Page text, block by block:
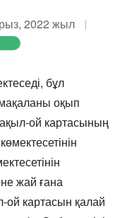
2022 жыл
бұл
мақаланы оқып
ой картасының
жай ғана
картасын қалай